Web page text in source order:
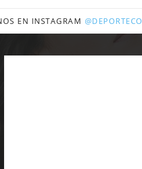
EN INSTAGRAM